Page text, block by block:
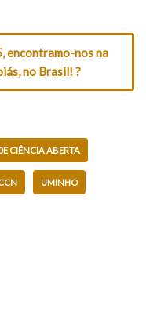
encontramo-nos na
no Brasil! ?
CIÊNCIA ABERTA
UMINHO